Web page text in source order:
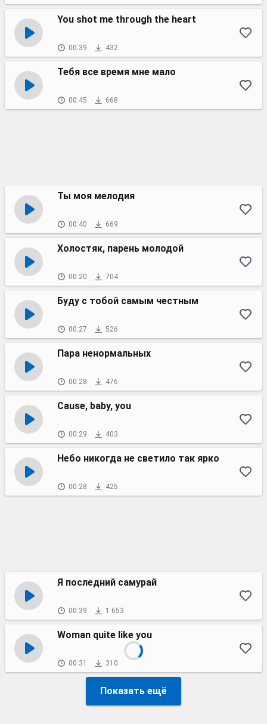
You shot me through the heart
00:39 432
Тебя все время мне мало
00:45 668
Ты моя мелодия
00:40 669
Холостяк, парень молодой
00:20 704
Буду с тобой самым честным
00:27 526
Пара ненормальных
00:28 476
Cause, baby, you
00:29 403
Небо никогда не светило так ярко
00:28 425
Я последний самурай
00:39 1 653
Woman quite like you
00:31 310
Показать ещё